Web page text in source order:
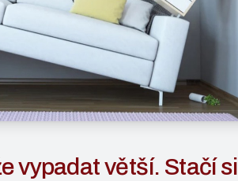
vypadat větší. Stačí si